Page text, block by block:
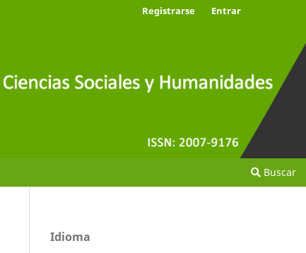
Buscar
Registrarse Entrar
Idioma